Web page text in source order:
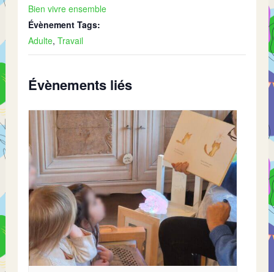
Bien vivre ensemble
Évènement Tags:
Adulte,Travail
Évènements liés